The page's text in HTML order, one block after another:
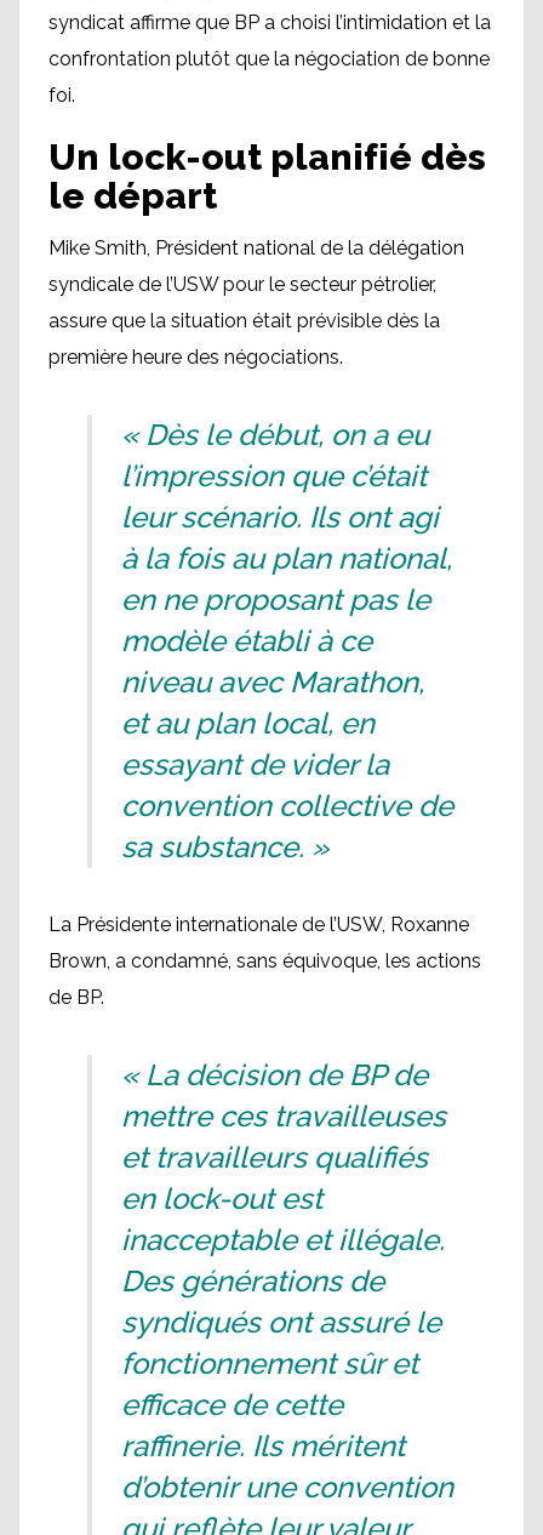
syndicat affirme que BP a choisi l’intimidation et la
confrontation plutôt que la négociation de bonne
foi.
Un lock-out planifié dès
le départ
Mike Smith, Président national de la délégation
syndicale de l’USW pour le secteur pétrolier,
assure que la situation était prévisible dès la
première heure des négociations.
« Dès le début, on a eu
l’impression que c’était
leur scénario. Ils ont agi
à la fois au plan national,
en ne proposant pas le
modèle établi à ce
niveau avec Marathon,
et au plan local, en
essayant de vider la
convention collective de
sa substance. »
La Présidente internationale de l’USW, Roxanne
Brown, a condamné, sans équivoque, les actions
de BP.
« La décision de BP de
mettre ces travailleuses
et travailleurs qualifiés
en lock-out est
inacceptable et illégale.
Des générations de
syndiqués ont assuré le
fonctionnement sûr et
efficace de cette
raffinerie. Ils méritent
d’obtenir une convention